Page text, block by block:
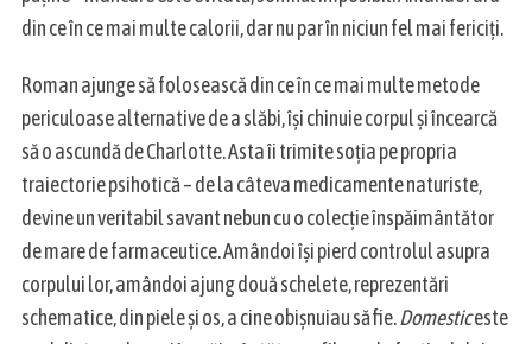
din ce în ce mai multe calorii, dar nu par în niciun fel mai fericiți.
Roman ajunge să folosească din ce în ce mai multe metode
periculoase alternative de a slăbi, își chinuie corpul și încearcă
să o ascundă de Charlotte. Asta îi trimite soția pe propria
traiectorie psihotică – de la câteva medicamente naturiste,
devine un veritabil savant nebun cu o colecție înspăimântător
de mare de farmaceutice. Amândoi își pierd controlul asupra
corpului lor, amândoi ajung două schelete, reprezentări
schematice, din piele și os, a cine obișnuiau să fie.Domesticeste